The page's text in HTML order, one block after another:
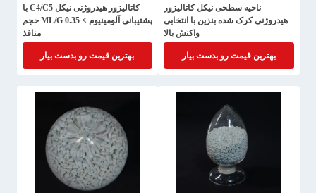
ناحیه سطحی نیکل کاتالیزور
هیدروژنی کرک شده بنزین با انتخابی
واکنش بالا
بهترین قیمت رو بدست بیار
کاتالیزور هیدروژنی نیکل C4/C5 با
پشتیبانی آلومینیوم ≥ 0.35 ML/G حجم
منافذ
بهترین قیمت رو بدست بیار